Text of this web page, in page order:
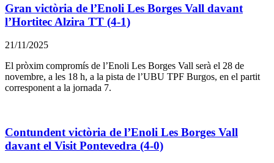
Gran victòria de l’Enoli Les Borges Vall davant
l’Hortitec Alzira TT (4-1)
21/11/2025
El pròxim compromís de l’Enoli Les Borges Vall serà el 28 de
novembre, a les 18 h, a la pista de l’UBU TPF Burgos, en el partit
corresponent a la jornada 7.
Contundent victòria de l’Enoli Les Borges Vall
davant el Visit Pontevedra (4-0)